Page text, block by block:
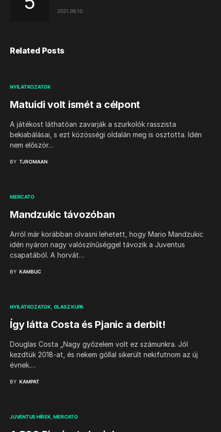
2021.06.10.
Related Posts
NYILATKOZATOK
Matuidi volt ismét a célpont
A játékost láthatóan zavarják a szurkolók rasszista
bekiabálásai, s ezt közösségi oldalán meg is osztotta. Idén
nem először…
BY TJROMAAN
MERCATO
Mandzukic távozóban
Arról már korábban olvasni lehetett, hogy Mario Mandzukic
idén nyáron nagy valószínűséggel távozik a Juventus
csapatából. A horvát…
BY KAMBUC
NYILATKOZATOK OLASZ KUPA
Így látta Costa és Pjanic a derbit!
Douglas Costa „Nagy győzelem volt ez számunkra. Jól
kezdtük 2018-at, és nekem góllal sikerült nekifutnom az új
évnek.…
BY KAMPAT
JUVENTUS HÍREK MERCATO